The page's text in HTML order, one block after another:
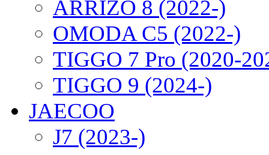
ARRIZO 8 (2022-)
OMODA C5 (2022-)
TIGGO 7 Pro (2020-
TIGGO 9 (2024-)
JAECOO
J7 (2023-)